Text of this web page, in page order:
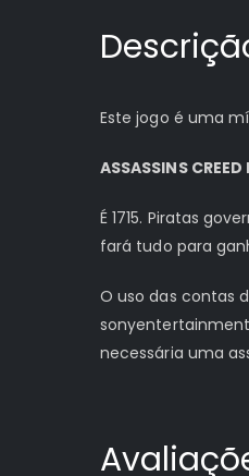
Este jogo é uma
ASSASSINS
É 1715. Piratas
fará tudo para
O uso das contas
necessária uma